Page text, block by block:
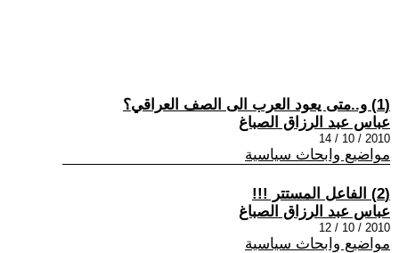
(1) و..متى يعود العرب الى الصف العراقي؟
عباس عبد الرزاق الصباغ
2010 / 10 / 14
مواضيع وابحاث سياسية
(2) الفاعل المستتر !!!
عباس عبد الرزاق الصباغ
2010 / 10 / 12
مواضيع وابحاث سياسية